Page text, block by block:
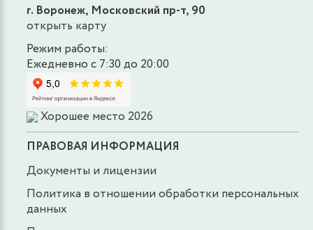
г. Воронеж, Московский пр-т, 90
открыть карту
Режим работы:
Ежедневно с 7:30 до 20:00
Хорошее место 2026
ПРАВОВАЯ ИНФОРМАЦИЯ
Документы и лицензии
Политика в отношении обработки персональных
данных